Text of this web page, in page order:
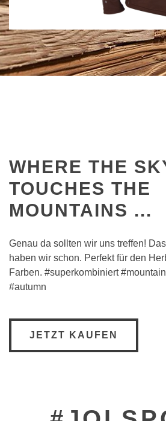
WHERE THE
TOUCHES THE
MOUNTAINS ...
Genau da sollten wir uns treffen!
haben wir schon. Perfekt für den
Farben. #superkombiniert
#autumn
JETZT KAUFEN